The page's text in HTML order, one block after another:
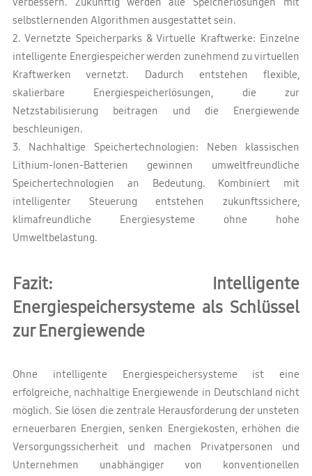
selbstlernenden Algorithmen ausgestattet sein.
2. Vernetzte Speicherparks & Virtuelle Kraftwerke: Einzelne
intelligente Energiespeicher werden zunehmend zu virtuellen
Kraftwerken vernetzt. Dadurch entstehen flexible,
skalierbare Energiespeicherlösungen, die zur
Netzstabilisierung beitragen und die Energiewende
beschleunigen.
3. Nachhaltige Speichertechnologien: Neben klassischen
Lithium-Ionen-Batterien gewinnen umweltfreundliche
Speichertechnologien an Bedeutung. Kombiniert mit
intelligenter Steuerung entstehen zukunftssichere,
klimafreundliche Energiesysteme ohne hohe
Umweltbelastung.
Fazit: Intelligente
Energiespeichersysteme als Schlüssel
zur Energiewende
Ohne intelligente Energiespeichersysteme ist eine
erfolgreiche, nachhaltige Energiewende in Deutschland nicht
möglich. Sie lösen die zentrale Herausforderung der unsteten
erneuerbaren Energien, senken Energiekosten, erhöhen die
Versorgungssicherheit und machen Privatpersonen und
Unternehmen unabhängiger von konventionellen